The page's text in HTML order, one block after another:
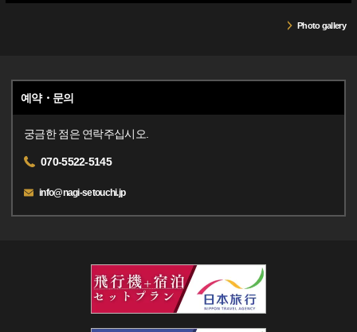
Photo gallery
예약・문의
궁금한 점은 연락주십시오.
070-5522-5145
info@nagi-setouchi.jp